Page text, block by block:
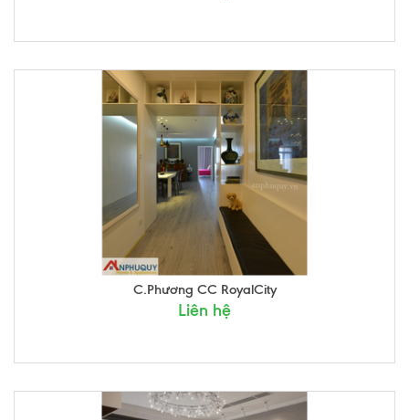
C.Phương CC RoyalCity
Liên hệ